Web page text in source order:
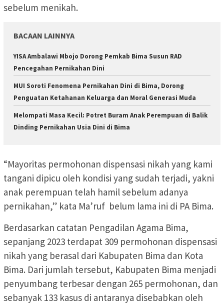
sebelum menikah.
BACAAN LAINNYA
YISA Ambalawi Mbojo Dorong Pemkab Bima Susun RAD
Pencegahan Pernikahan Dini
MUI Soroti Fenomena Pernikahan Dini di Bima, Dorong
Penguatan Ketahanan Keluarga dan Moral Generasi Muda
Melompati Masa Kecil: Potret Buram Anak Perempuan di Balik
Dinding Pernikahan Usia Dini di Bima
“Mayoritas permohonan dispensasi nikah yang kami
tangani dipicu oleh kondisi yang sudah terjadi, yakni
anak perempuan telah hamil sebelum adanya
pernikahan,” kata Ma’ruf belum lama ini di PA Bima.
Berdasarkan catatan Pengadilan Agama Bima,
sepanjang 2023 terdapat 309 permohonan dispensasi
nikah yang berasal dari Kabupaten Bima dan Kota
Bima. Dari jumlah tersebut, Kabupaten Bima menjadi
penyumbang terbesar dengan 265 permohonan, dan
sebanyak 133 kasus di antaranya disebabkan oleh